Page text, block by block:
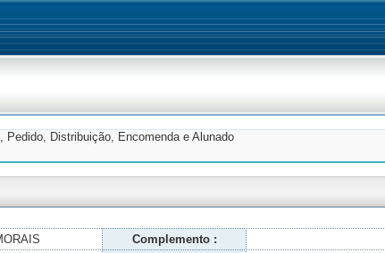
Pedido, Distribuição, Encomenda e Alunado
Complemento :